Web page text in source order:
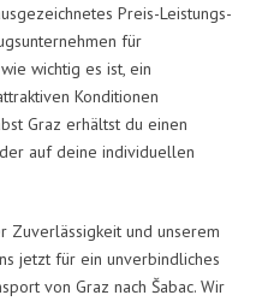
Preis-Leistungs-
für
wichtig es ist, ein
Konditionen
Graz erhältst du einen
auf deine individuellen
Zuverlässigkeit und unserem
jetzt für ein unverbindliches
von Graz nach Šabac. Wir